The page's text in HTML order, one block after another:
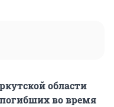
области
во время